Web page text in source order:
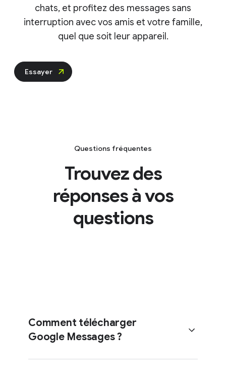
chats, et profitez des messages sans
interruption avec vos amis et votre famille,
quel que soit leur appareil.
Essayer
Questions fréquentes
Trouvez des
réponses à vos
questions
Comment télécharger
Google Messages ?